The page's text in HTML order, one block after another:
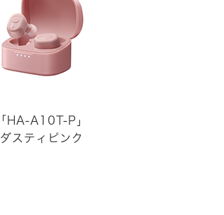
「HA-A10T-P」
ダスティピンク